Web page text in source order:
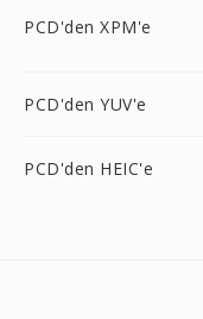
PCD'den XPM'e
PCD'den YUV'e
PCD'den HEIC'e